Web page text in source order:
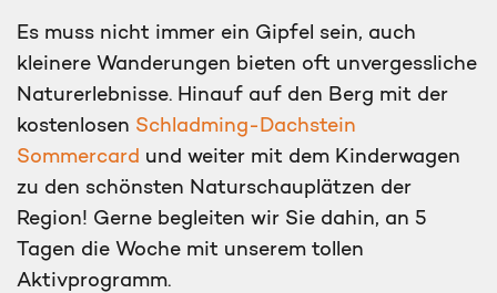
Es muss nicht immer ein Gipfel sein, auch
kleinere Wanderungen bieten oft unvergessliche
Naturerlebnisse. Hinauf auf den Berg mit der
kostenlosen Schladming-Dachstein
Sommercard und weiter mit dem Kinderwagen
zu den schönsten Naturschauplätzen der
Region! Gerne begleiten wir Sie dahin, an 5
Tagen die Woche mit unserem tollen
Aktivprogramm.